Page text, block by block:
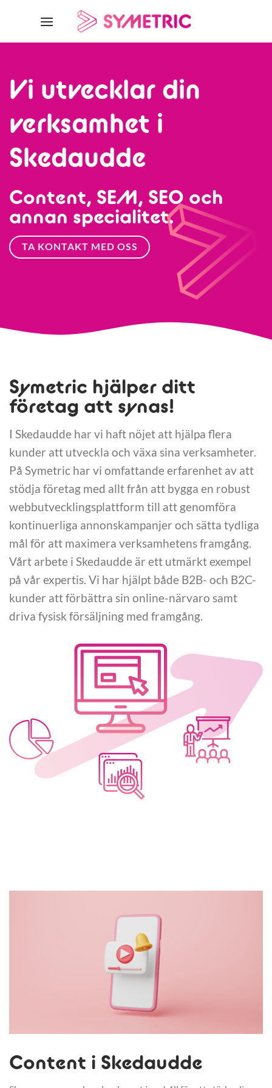
Vi utvecklar din
verksamhet i
Skedaudde
Content, SEM, SEO och
annan specialitet.
TA KONTAKT MED OSS
Symetric hjälper ditt
företag att synas!
I Skedaudde har vi haft nöjet att hjälpa flera
kunder att utveckla och växa sina verksamheter.
På Symetric har vi omfattande erfarenhet av att
stödja företag med allt från att bygga en robust
webbutvecklingsplattform till att genomföra
kontinuerliga annonskampanjer och sätta tydliga
mål för att maximera verksamhetens framgång.
Vårt arbete i Skedaudde är ett utmärkt exempel
på vår expertis. Vi har hjälpt både B2B- och B2C-
kunder att förbättra sin online-närvaro samt
driva fysisk försäljning med framgång.
Content i Skedaudde